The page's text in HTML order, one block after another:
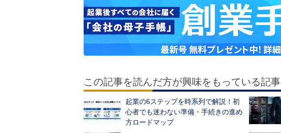
この記事を読んだ方が興味をもっている記事
起業の6ステップを時系列で解説！初
心者でも迷わない準備・手続きの進め
方ロードマップ